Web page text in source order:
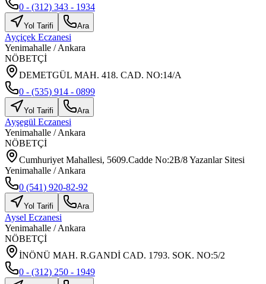
0 - (312) 343 - 1934
Yol Tarifi Ara
Ayçiçek Eczanesi
Yenimahalle /Ankara
NÖBETÇİ
DEMETGÜL MAH. 418. CAD. NO:14/A
0 - (535) 914 - 0899
Yol Tarifi Ara
Ayşegül Eczanesi
Yenimahalle /Ankara
NÖBETÇİ
Cumhuriyet Mahallesi, 5609.Cadde No:2B/8 Yazanlar Sitesi
Yenimahalle / Ankara
0 (541) 920-82-92
Yol Tarifi Ara
Aysel Eczanesi
Yenimahalle /Ankara
NÖBETÇİ
İNÖNÜ MAH. R.GANDİ CAD. 1793. SOK. NO:5/2
0 - (312) 250 - 1949